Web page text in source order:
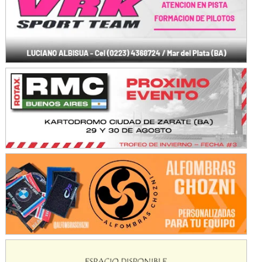
El Timbó (Tucumán)